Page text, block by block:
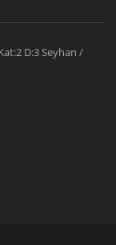
D:3 Seyhan /